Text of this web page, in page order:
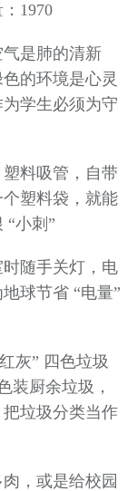
1970
是肺的清新
的环境是心灵
学生必须为守
料吸管，自带
塑料袋，就能
“小刺”
随手关灯，电
球节省 “电量”
灰” 四色垃圾
厨余垃圾，
垃圾分类当作
，或是给校园